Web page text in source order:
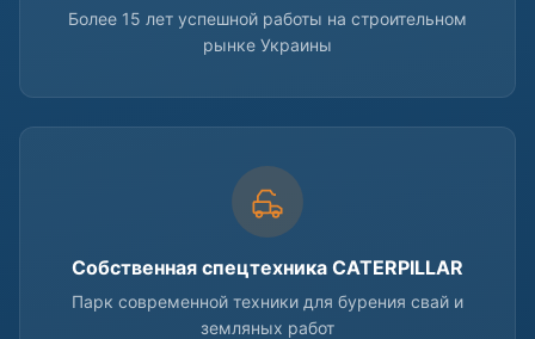
Более 15 лет успешной работы на строительном
рынке Украины
Собственная спецтехника CATERPILLAR
Парк современной техники для бурения свай и
земляных работ